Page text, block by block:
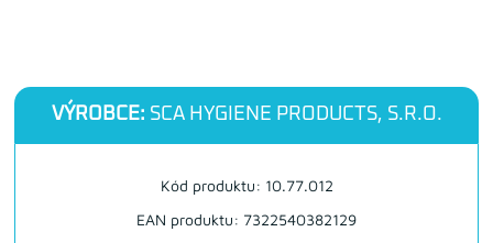
VÝROBCE: SCA HYGIENE PRODUCTS, S.R.O.
Kód produktu: 10.77.012
EAN produktu: 7322540382129